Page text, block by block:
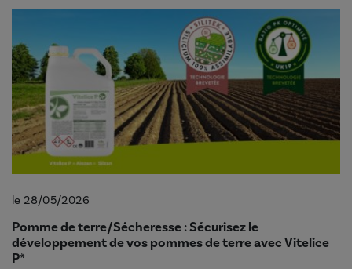
le 28/05/2026
Pomme de terre/Sécheresse : Sécurisez le
développement de vos pommes de terre avec Vitelice
P*